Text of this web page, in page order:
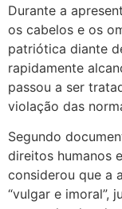
Durante a
os cabelos e os
patriótica diante
rapidamente
passou a ser
violação das
Segundo
direitos humanos
considerou que a
“vulgar e imoral”,